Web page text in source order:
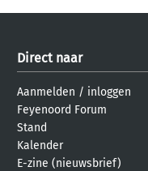
Direct naar
Aanmelden / inloggen
Feyenoord Forum
Stand
Kalender
E-zine (nieuwsbrief)